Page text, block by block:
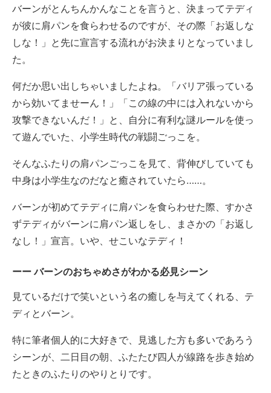
バーンがとんちんかんなことを言うと、決まってテディ
が彼に肩パンを食らわせるのですが、その際「お返しな
しな！」と先に宣言する流れがお決まりとなっていまし
た。
何だか思い出しちゃいましたよね。「バリア張っている
から効いてませーん！」「この線の中には入れないから
攻撃できないんだ！」と、自分に有利な謎ルールを使っ
て遊んでいた、小学生時代の戦闘ごっこを。
そんなふたりの肩パンごっこを見て、背伸びしていても
中身は小学生なのだなと癒されていたら……。
バーンが初めてテディに肩パンを食らわせた際、すかさ
ずテディがバーンに肩パン返しをし、まさかの「お返し
なし！」宣言。いや、せこいなテディ！
バーンのおちゃめさがわかる必見シーン
見ているだけで笑いという名の癒しを与えてくれる、テ
ディとバーン。
特に筆者個人的に大好きで、見逃した方も多いであろう
シーンが、二日目の朝、ふたたび四人が線路を歩き始め
たときのふたりのやりとりです。